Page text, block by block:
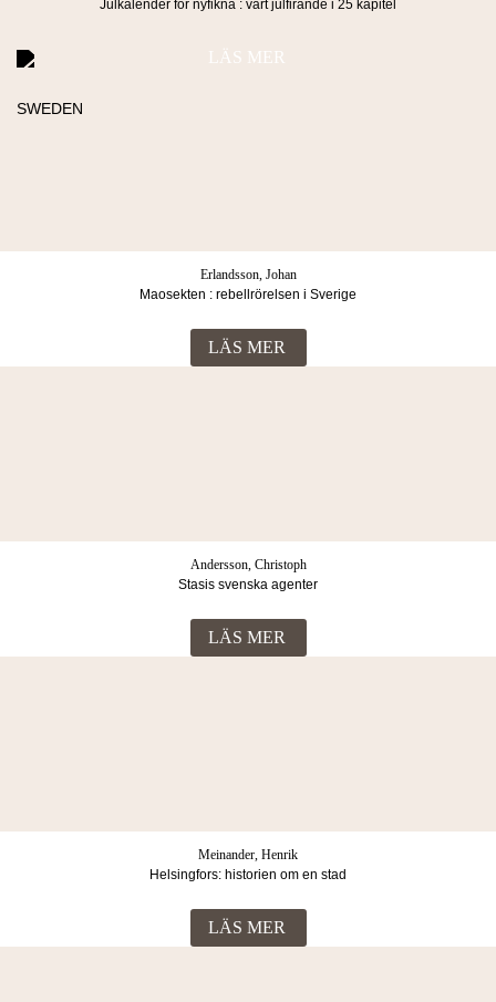
Julkalender för nyfikna : vårt julfirande i 25 kapitel
LÄS MER
Erlandsson, Johan
Maosekten : rebellrörelsen i Sverige
LÄS MER
Andersson, Christoph
Stasis svenska agenter
LÄS MER
Meinander, Henrik
Helsingfors: historien om en stad
LÄS MER